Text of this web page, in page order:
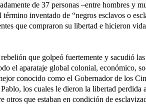
de 37 personas –entre hombres y
inventado de “negros esclavos o
que compraron su libertad e hicieron
que golpeó fuertemente y sacudió
el aparataje global colonial, económico,
conocido como el Gobernador de los
los cuales le dieron la libertad perdida
que estaban en condición de